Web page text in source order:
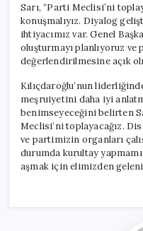
Sarı, “Parti Meclisi’ni
konuşmalıyız. Diyalog
ihtiyacımız var. Genel
oluşturmayı planlıyoruz
değerlendirilmesine açık
Kılıçdaroğlu’nun
meşruiyetini daha iyi
benimseyeceğini belirten
Meclisi’ni toplayacağız.
ve partimizin organları
durumda kurultay
aşmak için elimizden